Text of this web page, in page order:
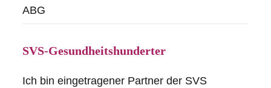
ABG
SVS-Gesundheitshunderter
Ich bin eingetragener Partner der SVS